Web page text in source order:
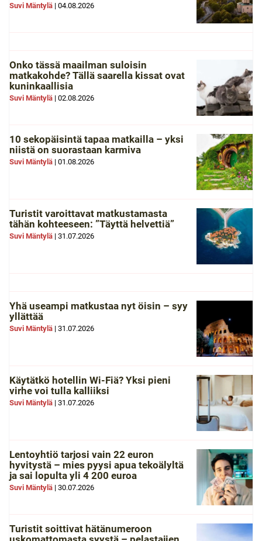
Suvi Mäntylä | 04.08.2026
Onko tässä maailman suloisin
matkakohde? Tällä saarella kissat ovat
kuninkaallisia
Suvi Mäntylä | 02.08.2026
10 sekopäisintä tapaa matkailla – yksi
niistä on suorastaan karmiva
Suvi Mäntylä | 01.08.2026
Turistit varoittavat matkustamasta
tähän kohteeseen: ”Täyttä helvettiä”
Suvi Mäntylä | 31.07.2026
Yhä useampi matkustaa nyt öisin – syy
yllättää
Suvi Mäntylä | 31.07.2026
Käytätkö hotellin Wi-Fiä? Yksi pieni
virhe voi tulla kalliiksi
Suvi Mäntylä | 31.07.2026
Lentoyhtiö tarjosi vain 22 euron
hyvitystä – mies pyysi apua tekoälyltä
ja sai lopulta yli 4 200 euroa
Suvi Mäntylä | 30.07.2026
Turistit soittivat hätänumeroon